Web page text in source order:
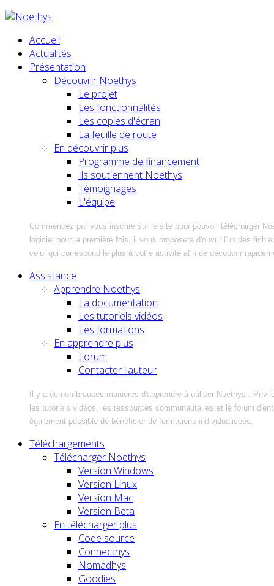
Accueil
Actualités
Présentation
Découvrir Noethys
Le projet
Les fonctionnalités
Les copies d'écran
La feuille de route
En découvrir plus
Programme de financement
Ils soutiennent Noethys
Témoignages
L'équipe
Commencez par vous inscrire sur le site pour pouvoir télécharger
logiciel pour la première fois, il vous proposera d'ouvrir l'un des
celui qui correspond le plus à votre activité afin de découvrir
Assistance
Apprendre Noethys
La documentation
Les tutoriels vidéos
Les formations
En apprendre plus
Forum
Contacter l'auteur
Il y a de nombreuses manières d'apprendre à utiliser Noethys :
les tutoriels vidéos, les ressources communautaires et le forum
également possible de bénéficier de formations individualisées.
Téléchargements
Télécharger Noethys
Version Windows
Version Linux
Version Mac
Version Beta
En télécharger plus
Code source
Connecthys
Nomadhys
Goodies